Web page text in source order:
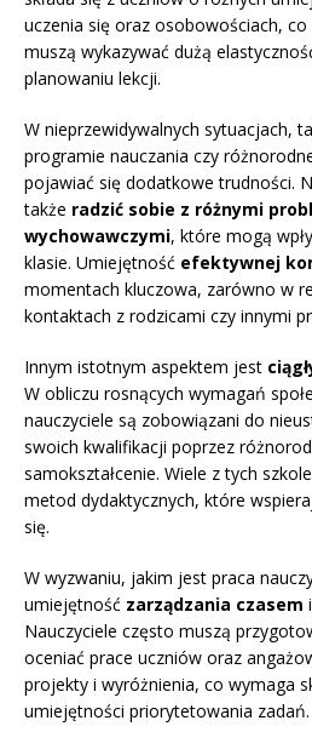
uczenia się oraz osobowościach, co
muszą wykazywać dużą
planowaniu lekcji.
W nieprzewidywalnych sytuacjach,
programie nauczania czy
pojawiać się dodatkowe trudności.
także radzić sobie z różnymi
wychowawczymi, które mogą
klasie. Umiejętność efektywnej
momentach kluczowa, zarówno w
kontaktach z rodzicami czy innymi
Innym istotnym aspektem jest
W obliczu rosnących wymagań
nauczyciele są zobowiązani do
swoich kwalifikacji poprzez
samokształcenie. Wiele z tych
metod dydaktycznych, które
się.
W wyzwaniu, jakim jest praca
umiejętność zarządzania czasem
Nauczyciele często muszą
oceniać prace uczniów oraz
projekty i wyróżnienia, co wymaga
umiejętności priorytetowania zadań.